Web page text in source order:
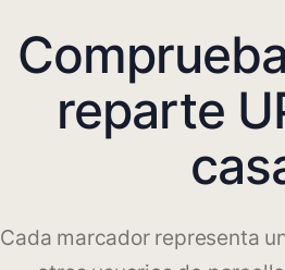
reparte
Cada marcador representa